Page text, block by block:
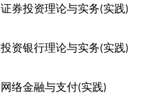
证券投资理论与实务(实践)
投资银行理论与实务(实践)
网络金融与支付(实践)